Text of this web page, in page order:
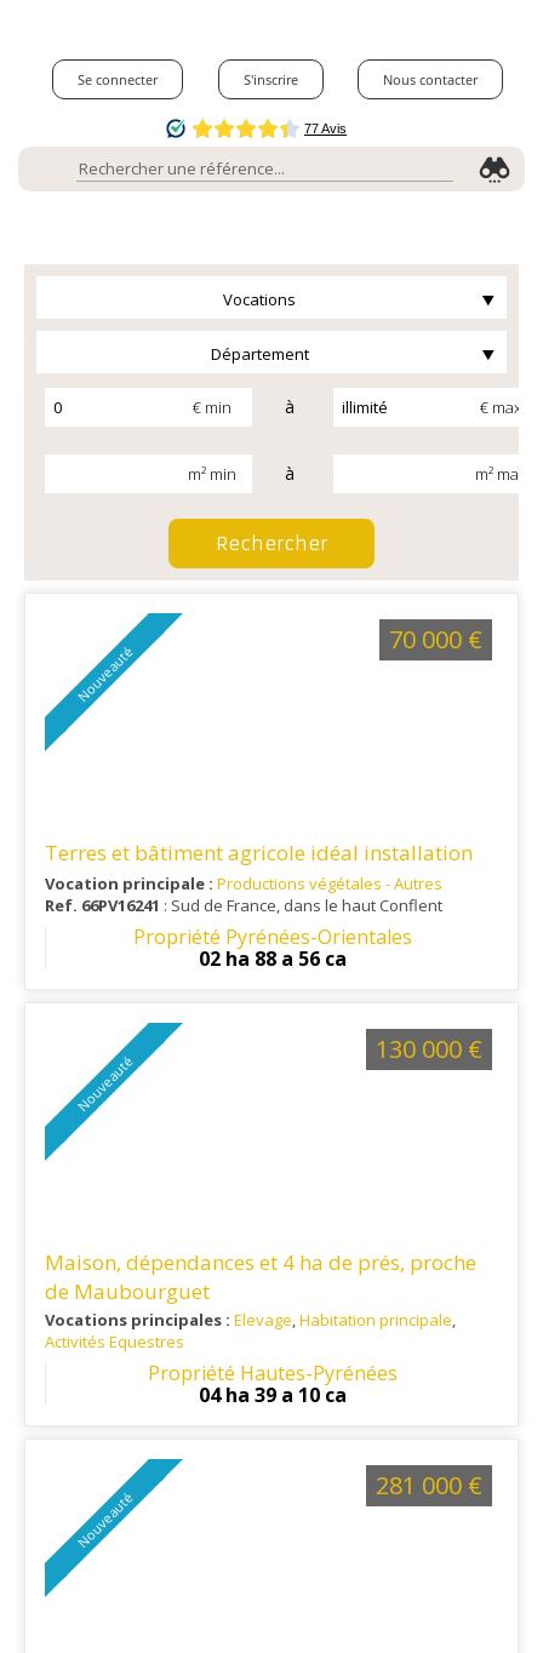
Se connecter S'inscrire Nous contacter
Vocations
Département
€ min à € max
m² min à m² max
Nouveauté
Terres et bâtiment agricole idéal installation
Vocation principale : Productions végétales - Autres
Ref. 66PV16241 : Sud de France, dans le haut Conflent
Propriété Pyrénées-Orientales
02 ha 88 a 56 ca
70 000 €
Nouveauté
Maison, dépendances et 4 ha de prés, proche
de Maubourguet
Vocations principales : Elevage,Habitation principale,
Activités Equestres
Ref. 65RE16413 : Proche Marciac et Rabastens de Bigorre
Propriété Hautes-Pyrénées
04 ha 39 a 10 ca
130 000 €
Nouveauté
281 000 €